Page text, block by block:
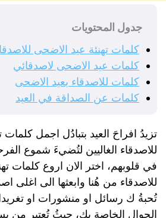
جدول المحتويات
كلمات تهنئة عيد الاضحى
كلمات عيد الاضحى لاصدقائي
كلمات للاصدقاء بعيد الاضحى
كلمات عن الصداقة في العيد
تزيدُ افراحَ العيد بتبادُل اجمل
للاصدقاء الغاليين لتُضيءَ شموع
في قلوبهم، اختر الان اروع كلمات
للاصدقاء من هُنا وابعثها الى
تُحبةُ ك رسائل او منشورات او
الجوال الخاصة بك، حيثُ تُعتبر من